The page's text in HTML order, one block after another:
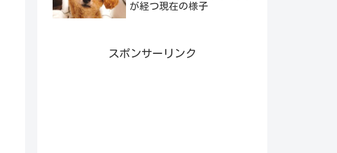
が経つ現在の様子
スポンサーリンク